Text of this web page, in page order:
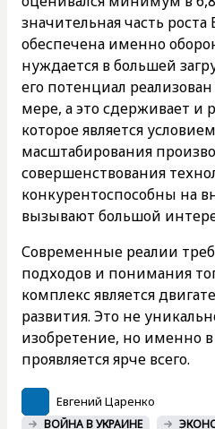
значительная часть
обеспечена именно
нуждается в большей
его потенциал
мере, а это сдерживает и
которое является
масштабирования
совершенствования
конкурентоспособны на
вызывают большой
Современные реалии
подходов и понимания
комплекс является
развития. Это не
изобретение, но именно
проявляется ярче всего.
Евгений Царенко
ВОЙНА В УКРАИНЕ